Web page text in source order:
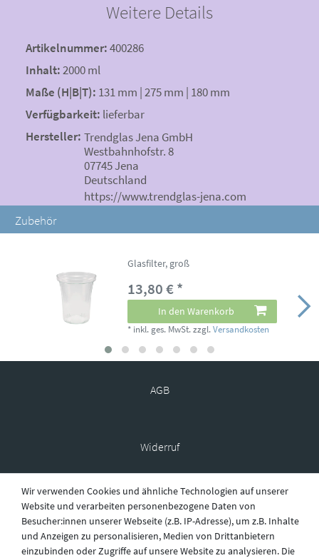
Weitere Details
Artikelnummer:400286
Inhalt:2000 ml
Maße (H|B|T): 131 mm | 275 mm | 180 mm
Verfügbarkeit: lieferbar
Hersteller: Trendglas Jena GmbH
Westbahnhofstr. 8
07745 Jena
Deutschland
https://www.trendglas-jena.com
Zubehör
Glasfilter, groß
13,80 € *
In den Warenkorb
* inkl. ges. MwSt. zzgl.Versandkosten
AGB
Widerruf
Datenschutz
Wir verwenden Cookies und ähnliche Technologien auf unserer
Website und verarbeiten personenbezogene Daten von
Besucher:innen unserer Webseite (z.B. IP-Adresse), um z.B. Inhalte
und Anzeigen zu personalisieren, Medien von Drittanbietern
einzubinden oder Zugriffe auf unsere Website zu analysieren. Die